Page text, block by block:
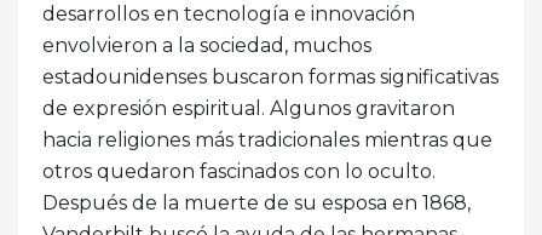
desarrollos en tecnología e innovación
envolvieron a la sociedad, muchos
estadounidenses buscaron formas significativas
de expresión espiritual. Algunos gravitaron
hacia religiones más tradicionales mientras que
otros quedaron fascinados con lo oculto.
Después de la muerte de su esposa en 1868,